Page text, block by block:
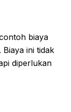
biaya
ini tidak
diperlukan